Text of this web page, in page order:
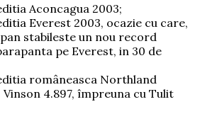
Aconcagua 2003;
Everest 2003, ocazie cu care,
stabileste un nou record
pe Everest, in 30 de
româneasca Northland
4.897, împreuna cu Tulit